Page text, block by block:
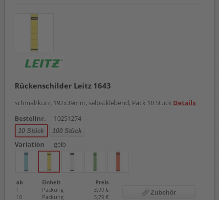
Rückenschilder Leitz 1643
schmal/kurz, 192x39mm, selbstklebend, Pack 10 Stück Details
Bestellnr.
10251274
10 Stück 100 Stück
Variation gelb
ab Einheit
Preis
1
Packung
3,99 €
10
Packung 3,79 €
Zubehör